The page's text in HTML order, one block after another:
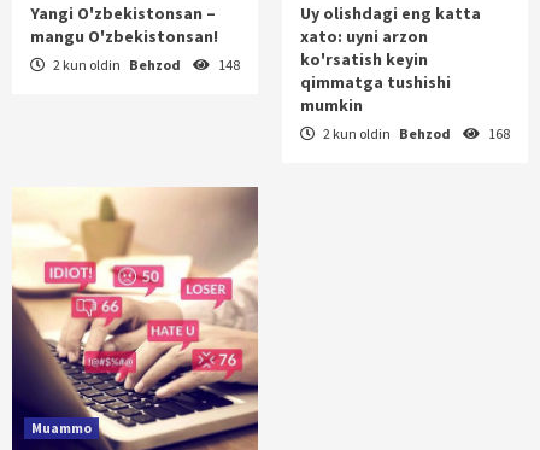
Yangi O'zbekistonsan –
mangu O'zbekistonsan!
2 kun oldin Behzod 148
Uy olishdagi eng katta
xato: uyni arzon
ko'rsatish keyin
qimmatga tushishi
mumkin
2 kun oldin Behzod 168
Muammo